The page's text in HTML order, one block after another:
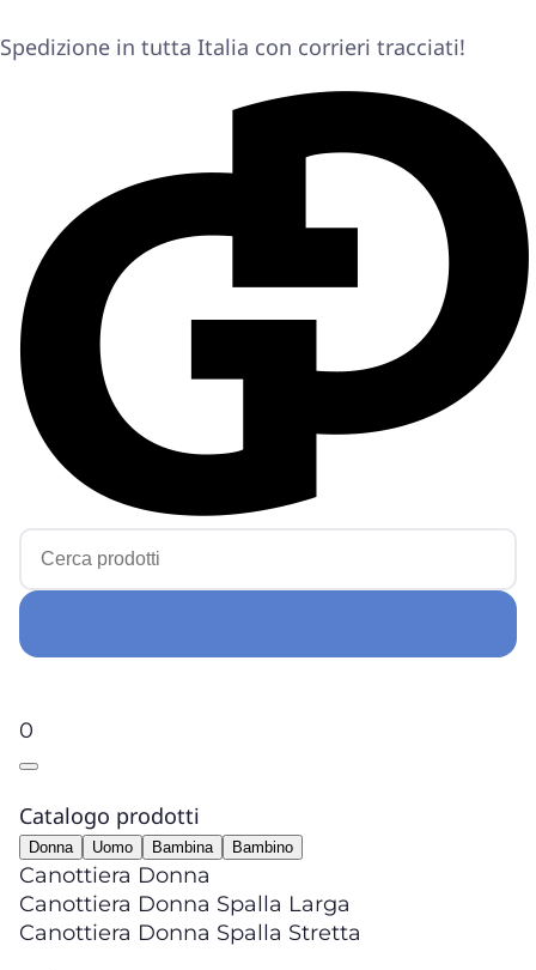
Spedizione in tutta Italia con corrieri tracciati!
0
Catalogo prodotti
Donna Uomo Bambina Bambino
Canottiera Donna
Canottiera Donna Spalla Larga
Canottiera Donna Spalla Stretta